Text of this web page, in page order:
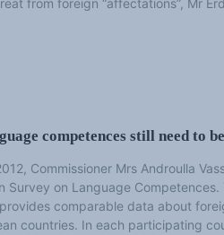
from foreign “affectations”, Mr
competences still need to
Commissioner Mrs Androulla
Survey on Language
comparable data about
countries. In each participating